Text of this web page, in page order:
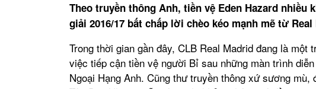
Theo truyền thông Anh, tiền vệ Eden Hazard nhiều
giải 2016/17 bất chấp lời chèo kéo mạnh mẽ từ Real
Trong thời gian gần đây, CLB Real Madrid đang là một
việc tiếp cận tiền vệ người Bỉ sau những màn trình
Ngoại Hạng Anh. Cũng thư truyền thông xứ sương